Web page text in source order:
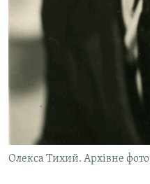
Олекса Тихий. Архівне фото